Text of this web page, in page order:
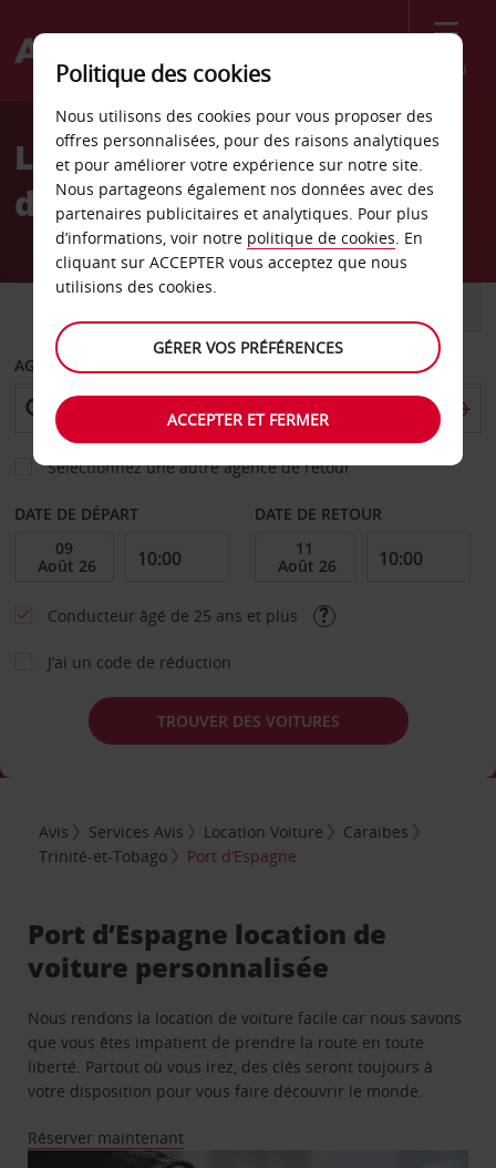
Menu
Welcome
AvisLocation de voiture Port
d’Espagne
AGENCE DE DÉPART
Sélectionnez une autre agence de retour
DATE DE DÉPART DATE DE RETOUR
Conducteur âgé de 25 ans et plus
J’ai un code de réduction
TROUVER DES VOITURES
Avis Services Avis Location Voiture
Caraïbes
Trinité-et-Tobago
Port d’Espagne
Port d’Espagne location de
voiture personnalisée
Nous rendons la location de voiture facile car nous savons
que vous êtes impatient de prendre la route en toute
liberté. Partout où vous irez, des clés seront toujours à
votre disposition pour vous faire découvrir le monde.
Réserver maintenant
Politique des cookies
Nous utilisons des cookies pour vous proposer des
offres personnalisées, pour des raisons analytiques
et pour améliorer votre expérience sur notre site.
Nous partageons également nos données avec des
partenaires publicitaires et analytiques. Pour plus
d’informations, voir notre politique de cookies. En
cliquant sur ACCEPTER vous acceptez que nous
utilisions des cookies.
GÉRER VOS PRÉFÉRENCES
ACCEPTER ET FERMER